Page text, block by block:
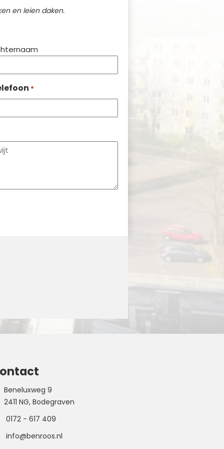
en leien daken.
*
Beneluxweg 9
2411 NG, Bodegraven
0172 - 617 409
info@benroos.nl